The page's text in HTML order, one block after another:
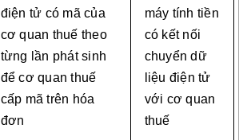
điện tử có mã của
cơ quan thuế theo
từng lần phát sinh
để cơ quan thuế
cấp mã trên hóa
đơn
máy tính tiền
có kết nối
chuyển dữ
liệu điện tử
với cơ quan
thuế